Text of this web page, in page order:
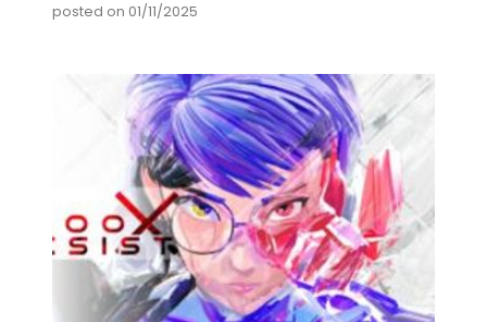
posted on 01/11/2025